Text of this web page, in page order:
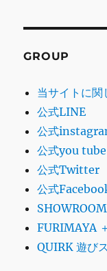
GROUP
当サイトに関
公式LINE
公式
公式you tube
公式Twitter
公式
SHOWROOM
FURIMAYA
QUIRK 遊び